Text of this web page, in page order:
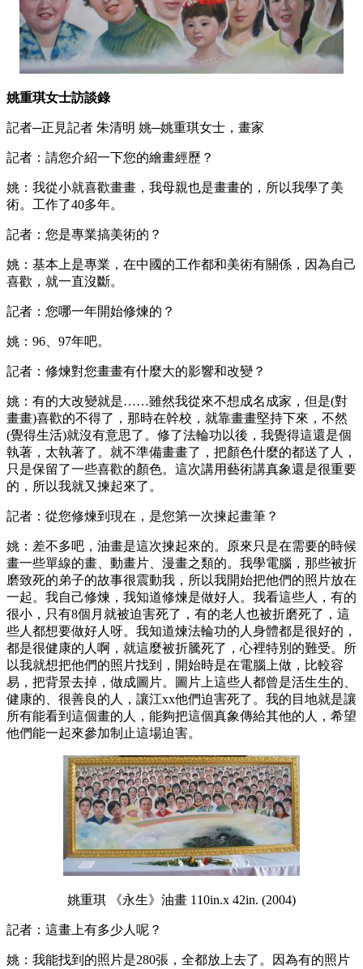
姚重琪女士訪談錄
記者─正見記者 朱清明 姚─姚重琪女士，畫家
記者：請您介紹一下您的繪畫經歷？
姚：我從小就喜歡畫畫，我母親也是畫畫的，所以我學了美
術。工作了40多年。
記者：您是專業搞美術的？
姚：基本上是專業，在中國的工作都和美術有關係，因為自己
喜歡，就一直沒斷。
記者：您哪一年開始修煉的？
姚：96、97年吧。
記者：修煉對您畫畫有什麼大的影響和改變？
姚：有的大改變就是……雖然我從來不想成名成家，但是(對
畫畫)喜歡的不得了，那時在幹校，就靠畫畫堅持下來，不然
(覺得生活)就沒有意思了。修了法輪功以後，我覺得這還是個
執著，太執著了。就不準備畫畫了，把顏色什麼的都送了人，
只是保留了一些喜歡的顏色。這次講用藝術講真象還是很重要
的，所以我就又揀起來了。
記者：從您修煉到現在，是您第一次揀起畫筆？
姚：差不多吧，油畫是這次揀起來的。原來只是在需要的時候
畫一些單線的畫、動畫片、漫畫之類的。我學電腦，那些被折
磨致死的弟子的故事很震動我，所以我開始把他們的照片放在
一起。我自己修煉，我知道修煉是做好人。我看這些人，有的
很小，只有8個月就被迫害死了，有的老人也被折磨死了，這
些人都想要做好人呀。我知道煉法輪功的人身體都是很好的，
都是很健康的人啊，就這麼被折騰死了，心裡特別的難受。所
以我就想把他們的照片找到，開始時是在電腦上做，比較容
易，把背景去掉，做成圖片。圖片上這些人都曾是活生生的、
健康的、很善良的人，讓江xx他們迫害死了。我的目地就是讓
所有能看到這個畫的人，能夠把這個真象傳給其他的人，希望
他們能一起來參加制止這場迫害。
姚重琪 《永生》油畫 110in.x 42in. (2004)
記者：這畫上有多少人呢？
姚：我能找到的照片是280張，全都放上去了。因為有的照片